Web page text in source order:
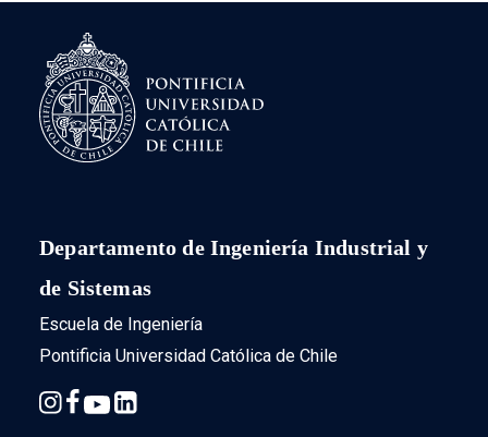
Departamento de Ingeniería Industrial y
de Sistemas
Escuela de Ingeniería
Pontificia Universidad Católica de Chile